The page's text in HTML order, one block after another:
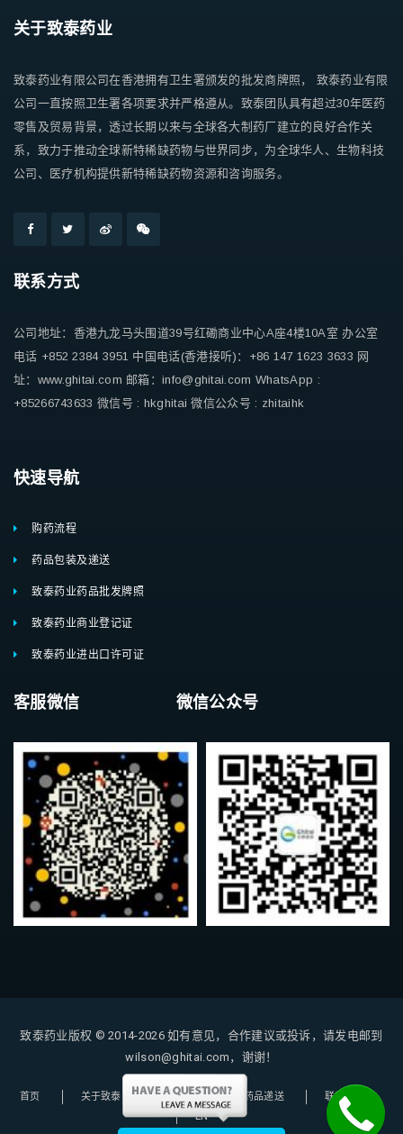
关于致泰药业
致泰药业有限公司在香港拥有卫生署颁发的批发商牌照， 致泰药业有限
公司一直按照卫生署各项要求并严格遵从。致泰团队具有超过30年医药
零售及贸易背景，透过长期以来与全球各大制药厂建立的良好合作关
系，致力于推动全球新特稀缺药物与世界同步，为全球华人、生物科技
公司、医疗机构提供新特稀缺药物资源和咨询服务。
联系方式
公司地址：香港九龙马头围道39号红磡商业中心A座4楼10A室 办公室
电话 +852 2384 3951 中国电话(香港接听)：+86 147 1623 3633 网
址：www.ghitai.com 邮箱：info@ghitai.com WhatsApp :
+85266743633 微信号 : hkghitai 微信公众号 : zhitaihk
快速导航
购药流程
药品包装及递送
致泰药业药品批发牌照
致泰药业商业登记证
致泰药业进出口许可证
客服微信 微信公众号
致泰药业版权 © 2014-2026如有意见，合作建议或投诉，请发电邮到
wilson@ghitai.com，谢谢！
首页 关于致泰 购药指南 药品递送
联系我们
EN